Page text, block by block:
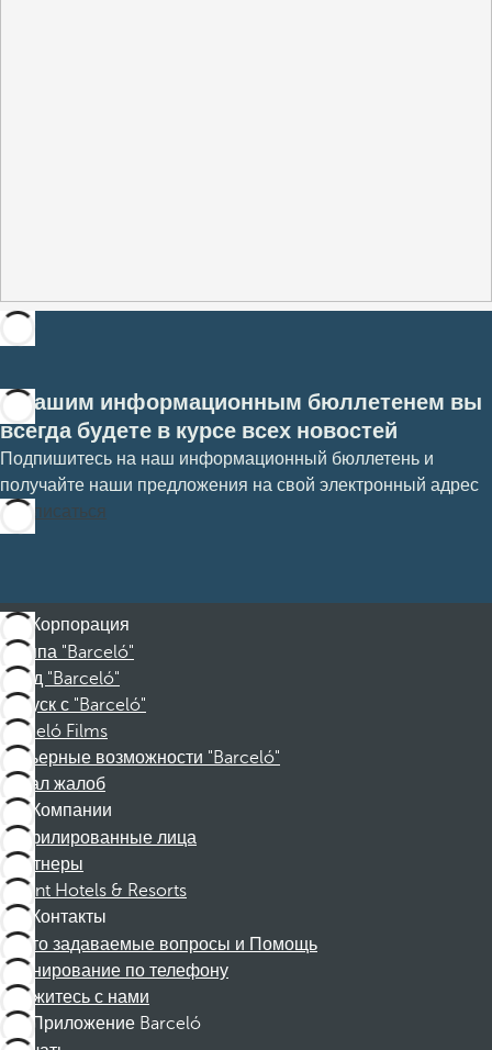
С нашим информационным бюллетенем вы
всегда будете в курсе всех новостей
Подпишитесь на наш информационный бюллетень и
получайте наши предложения на свой электронный адрес
Подписаться
Корпорация
Группа "Barceló"
Фонд "Barceló"
Отпуск с "Barceló"
Barceló Films
Карьерные возможности "Barceló"
Канал жалоб
Компании
Аффилированные лица
Партнеры
Dorint Hotels & Resorts
Контакты
Часто задаваемые вопросы и Помощь
Бронирование по телефону
Свяжитесь с нами
Приложение Barceló